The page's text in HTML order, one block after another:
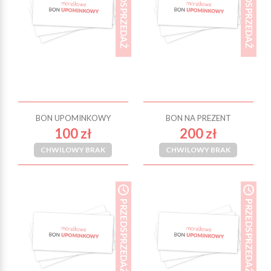
BON UPOMINKOWY
100 zł
CHWILOWY BRAK
BON NA PREZENT
200 zł
CHWILOWY BRAK